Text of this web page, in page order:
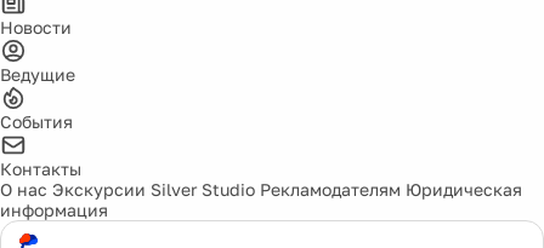
Новости
Ведущие
События
Контакты
О нас Экскурсии Silver Studio Рекламодателям Юридическая
информация